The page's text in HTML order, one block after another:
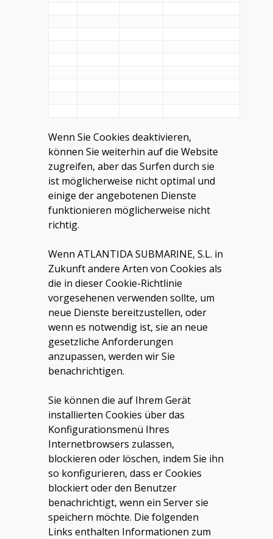
Wenn Sie Cookies deaktivieren,
können Sie weiterhin auf die Website
zugreifen, aber das Surfen durch sie
ist möglicherweise nicht optimal und
einige der angebotenen Dienste
funktionieren möglicherweise nicht
richtig.
Wenn ATLANTIDA SUBMARINE, S.L. in
Zukunftandere Arten von Cookies als
die in dieser Cookie-Richtlinie
vorgesehenen verwenden sollte, um
neue Dienste bereitzustellen, oder
wenn es notwendig ist, sie an neue
gesetzliche Anforderungen
anzupassen, werden wir Sie
benachrichtigen.
Sie können die auf Ihrem Gerät
installierten Cookies über das
Konfigurationsmenü Ihres
Internetbrowsers zulassen,
blockieren oder löschen, indem Sie ihn
so konfigurieren, dass er Cookies
blockiert oder den Benutzer
benachrichtigt, wenn ein Server sie
speichern möchte. Die folgenden
Links enthalten Informationen zum